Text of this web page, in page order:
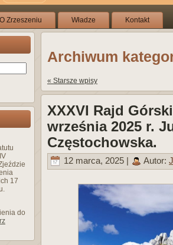
O Zrzeszeniu Władze Kontakt
17
do
Archiwum
« Starsze wpisy
XXXVI Rajd
września 2025 r.
Częstochowska.
12 marca, 2025 | Autor: